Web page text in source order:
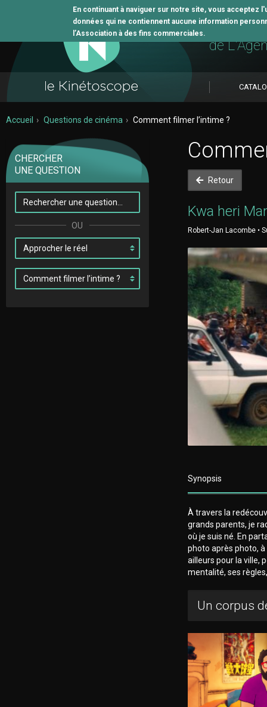
En continuant à naviguer sur notre site, vous
données qui ne contiennent aucune information
l’Association à des fins commerciales. L'outil
de
Accueil Questions de cinéma Comment filmer l’intime ?
CHERCHER
UNE QUESTION
Retour
Kwa heri
Robert-Jan Lacombe •
Synopsis
À travers la
grands parents, je
où je suis né. En
photo après photo,
ailleurs pour la ville,
mentalité, ses
Un corpus